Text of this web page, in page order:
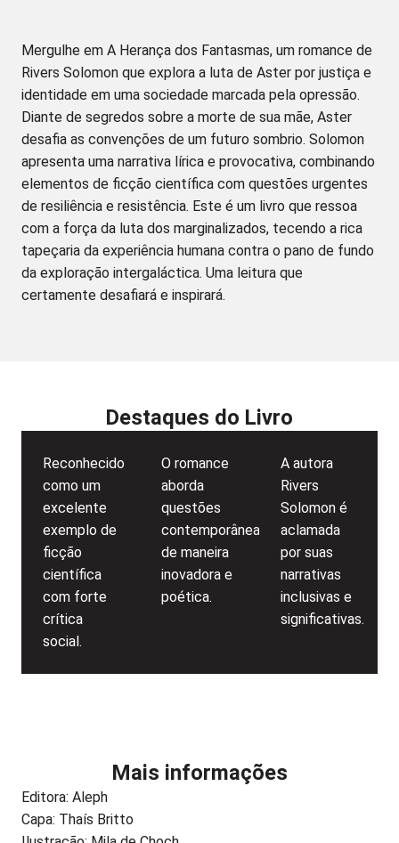
Mergulhe em A Herança dos Fantasmas, um romance de
Rivers Solomon que explora a luta de Aster por justiça e
identidade em uma sociedade marcada pela opressão.
Diante de segredos sobre a morte de sua mãe, Aster
desafia as convenções de um futuro sombrio. Solomon
apresenta uma narrativa lírica e provocativa, combinando
elementos de ficção científica com questões urgentes
de resiliência e resistência. Este é um livro que ressoa
com a força da luta dos marginalizados, tecendo a rica
tapeçaria da experiência humana contra o pano de fundo
da exploração intergaláctica. Uma leitura que
certamente desafiará e inspirará.
Destaques do Livro
Reconhecido
como um
excelente
exemplo de
ficção
científica
com forte
crítica
social.
O romance
aborda
questões
contemporâneas
de maneira
inovadora e
poética.
A autora
Rivers
Solomon é
aclamada
por suas
narrativas
inclusivas e
significativas.
Mais informações
Editora: Aleph
Capa: Thaís Britto